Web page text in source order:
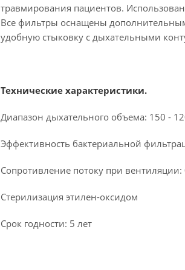
травмирования пациентов.
Все фильтры оснащены
удобную стыковку с дыхательными
Технические характеристики.
Диапазон дыхательного объема: 150 -
Эффективность бактериальной
Сопротивление потоку при
Стерилизация этилен-оксидом
Срок годности: 5 лет